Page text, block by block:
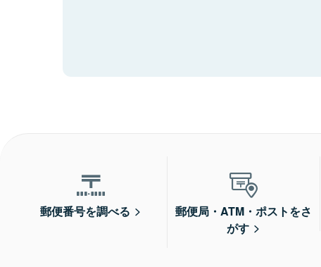
郵便番号を調べる
郵便局・ATM・ポストをさ
がす